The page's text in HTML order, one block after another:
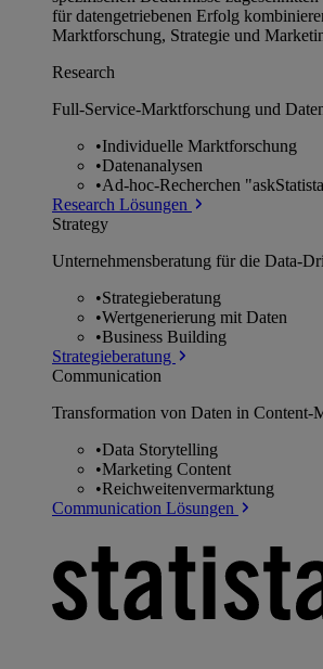
für datengetriebenen Erfolg
Marktforschung, Strategie und
Research
Full-Service-Marktforschung und
•Individuelle Marktforschung
•Datenanalysen
•Ad-hoc-Recherchen
Research Lösungen
Strategy
Unternehmens­beratung für die Data-
•Strategieberatung
•Wertgenerierung mit Daten
•Business Building
Strategieberatung
Communication
Transformation von Daten in Content-
•Data Storytelling
•Marketing Content
•Reichweitenvermarktung
Communication Lösungen